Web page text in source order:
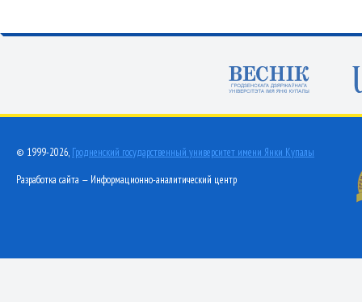
© 1999-2026, Гродненский государственный университет имени Янки Купалы
Разработка сайта — Информационно-аналитический центр